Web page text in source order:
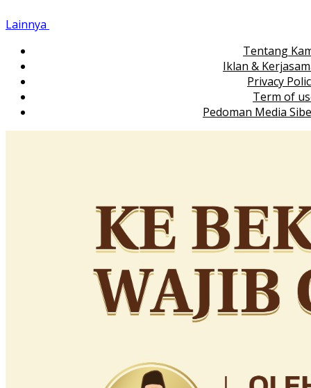
Lainnya
Tentang
Iklan &
Privacy
Term of
Pedoman Media